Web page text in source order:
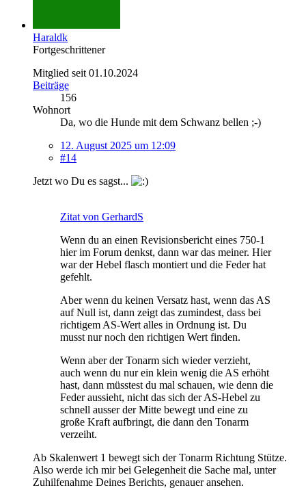
Haraldk
Fortgeschrittener
Mitglied seit 01.10.2024
Beiträge
156
Wohnort
Da, wo die Hunde mit dem Schwanz bellen ;-)
12. August 2025 um 12:09
#14
Jetzt wo Du es sagst...
Zitat von GerhardS
Wenn du an einen Revisionsbericht eines 750-1
hier im Forum denkst, dann war das meiner. Hier
war der Hebel flasch montiert und die Feder hat
gefehlt.
Aber wenn du keinen Versatz hast, wenn das AS
auf Null ist, dann zeigt das zumindest, dass bei
richtigem AS-Wert alles in Ordnung ist. Du
musst nur noch den richtigen Wert finden.
Wenn aber der Tonarm sich wieder verzieht,
auch wenn du nur ein klein wenig die AS erhöht
hast, dann müsstest du mal schauen, wie denn die
Feder aussieht, nicht das sich der AS-Hebel zu
schnell ausser der Mitte bewegt und eine zu
große Kraft aufbringt, die dann den Tonarm
verzeiht.
Ab Skalenwert 1 bewegt sich der Tonarm Richtung Stütze.
Also werde ich mir bei Gelegenheit die Sache mal, unter
Zuhilfenahme Deines Berichts, genauer ansehen.